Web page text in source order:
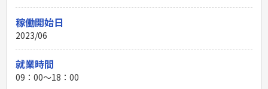
稼働開始日
2023/06
就業時間
09：00〜18：00